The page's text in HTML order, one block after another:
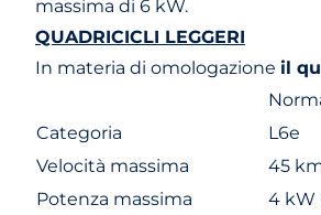
massima di 6 kW.
QUADRICICLI LEGGERI
In materia di omologazione il
Categoria
L6e
Velocità massima
45
Potenza massima
4 kW